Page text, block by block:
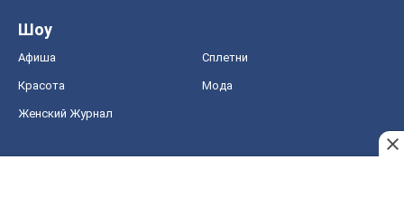
Шоу
Афиша Сплетни
Красота Мода
Женский Журнал